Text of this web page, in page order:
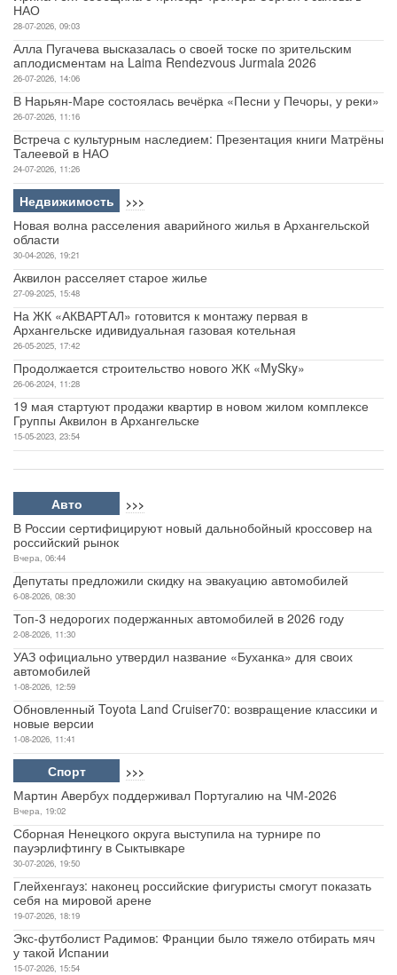
НАО
28-07-2026, 09:03
Алла Пугачева высказалась о своей тоске по зрительским
аплодисментам на Laima Rendezvous Jurmala 2026
26-07-2026, 14:06
В Нарьян-Маре состоялась вечёрка «Песни у Печоры, у реки»
26-07-2026, 11:16
Встреча с культурным наследием: Презентация книги Матрёны
Талеевой в НАО
24-07-2026, 11:26
Недвижимость >>>
Новая волна расселения аварийного жилья в Архангельской
области
30-04-2026, 19:21
Аквилон расселяет старое жилье
27-09-2025, 15:48
На ЖК «АКВАРТАЛ» готовится к монтажу первая в
Архангельске идивидуальная газовая котельная
26-05-2025, 17:42
Продолжается строительство нового ЖК «MySky»
26-06-2024, 11:28
19 мая стартуют продажи квартир в новом жилом комплексе
Группы Аквилон в Архангельске
15-05-2023, 23:54
Авто >>>
В России сертифицируют новый дальнобойный кроссовер на
российский рынок
Вчера, 06:44
Депутаты предложили скидку на эвакуацию автомобилей
6-08-2026, 08:30
Топ-3 недорогих подержанных автомобилей в 2026 году
2-08-2026, 11:30
УАЗ официально утвердил название «Буханка» для своих
автомобилей
1-08-2026, 12:59
Обновленный Toyota Land Cruiser70: возвращение классики и
новые версии
1-08-2026, 11:41
Спорт >>>
Мартин Авербух поддерживал Португалию на ЧМ-2026
Вчера, 19:02
Сборная Ненецкого округа выступила на турнире по
пауэрлифтингу в Сыктывкаре
30-07-2026, 19:50
Глейхенгауз: наконец российские фигуристы смогут показать
себя на мировой арене
19-07-2026, 18:19
Экс-футболист Радимов: Франции было тяжело отбирать мяч
у такой Испании
15-07-2026, 15:54